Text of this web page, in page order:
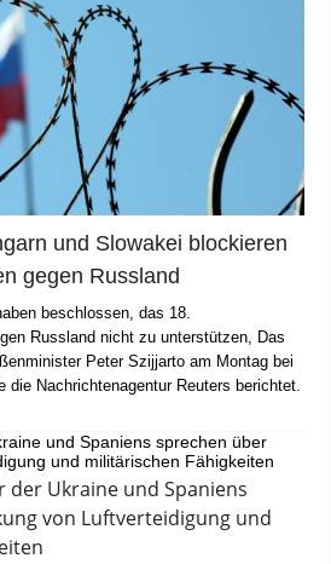
services
Politik zur
Vertraulichkeit
und zum Schutz
personenbezogener
LEISTUNGEN
Abonnement
Fotobank
und Slowakei blockieren
gegen Russland
beschlossen, das 18.
Russland nicht zu unterstützen, Das
Peter Szijjarto am Montag bei
die Nachrichtenagentur Reuters berichtet.
der Ukraine und Spaniens
von Luftverteidigung und